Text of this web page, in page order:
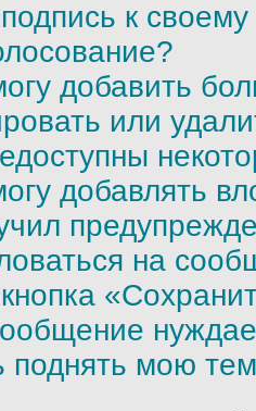
к
добавить
или
добавлять
на
поднять мою